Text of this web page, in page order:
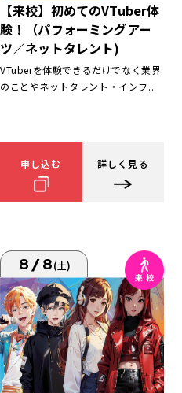
【来校】初めてのVTuber体
験！（パフォーミングアー
ツ／ネットタレント)
VTuberを体験できるだけでなく業界
のことやネットタレント・インフ...
申し込む 詳しく見る
8/8(土)